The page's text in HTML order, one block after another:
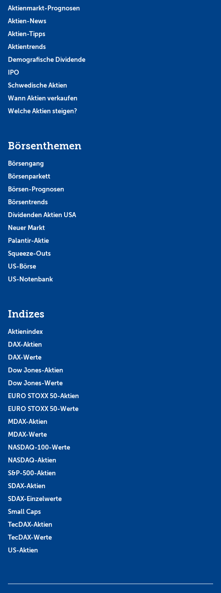
Aktienmarkt-Prognosen
Aktien-News
Aktien-Tipps
Aktientrends
Demografische Dividende
IPO
Schwedische Aktien
Wann Aktien verkaufen
Welche Aktien steigen?
Börsenthemen
Börsengang
Börsenparkett
Börsen-Prognosen
Börsentrends
Dividenden Aktien USA
Neuer Markt
Palantir-Aktie
Squeeze-Outs
US-Börse
US-Notenbank
Indizes
Aktienindex
DAX-Aktien
DAX-Werte
Dow Jones-Aktien
Dow Jones-Werte
EURO STOXX 50-Aktien
EURO STOXX 50-Werte
MDAX-Aktien
MDAX-Werte
NASDAQ-100-Werte
NASDAQ-Aktien
S&P-500-Aktien
SDAX-Aktien
SDAX-Einzelwerte
Small Caps
TecDAX-Aktien
TecDAX-Werte
US-Aktien